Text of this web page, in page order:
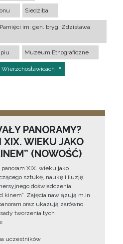
Siedziba
im. gen. bryg. Zdzisława
Muzeum Etnograficzne
PANORAMY?
WIEKU JAKO
(NOWOŚĆ)
XIX. wieku jako
sztukę, naukę i iluzję,
doświadczenia
kinem”. Zajęcia nawiązują m.in.
oraz ukazują zarówno
tworzenia tych
uczestników